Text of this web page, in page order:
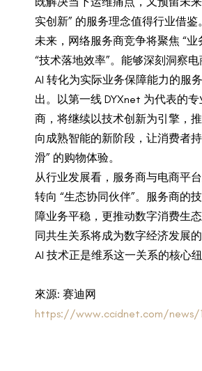
实创新” 的服务理念值得行业借鉴。
未来，网络服务商竞争将聚焦 “业
“技术落地效率”。能够深刻洞察
AI 转化为实际业务保障能力的服
出。以第一线 DYXnet 为代表的专
商，将继续以技术创新为引擎，
向成熟智能的新阶段，让消费者
滑” 的购物体验。
从行业发展看，服务商与电商平
转向 “生态协同伙伴”。服务商的
障业务平稳，更推动数字消费生
同共生关系将成为数字经济发展
AI 技术正是维系这一关系的核心纽
來源: 赛迪网
https://www.ccidnet.com/news/